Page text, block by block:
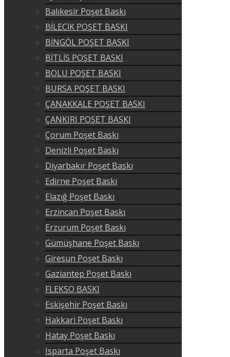
Balıkesir Poşet Baskı
BİLECİK POŞET BASKI
BİNGÖL POŞET BASKI
BİTLİS POŞET BASKI
BOLU POŞET BASKI
BURSA POŞET BASKI
ÇANAKKALE POŞET BASKI
ÇANKIRI POŞET BASKI
Çorum Poşet Baskı
Denizli Poşet Baskı
Diyarbakır Poşet Baskı
Edirne Poşet Baskı
Elazığ Poşet Baskı
Erzincan Poşet Baskı
Erzurum Poşet Baskı
Gümüşhane Poşet Baskı
Giresun Poşet Baskı
Gaziantep Poşet Baskı
FLEKSO BASKI
Eskişehir Poşet Baskı
Hakkari Poşet Baskı
Hatay Poşet Baskı
Isparta Poşet Baskı